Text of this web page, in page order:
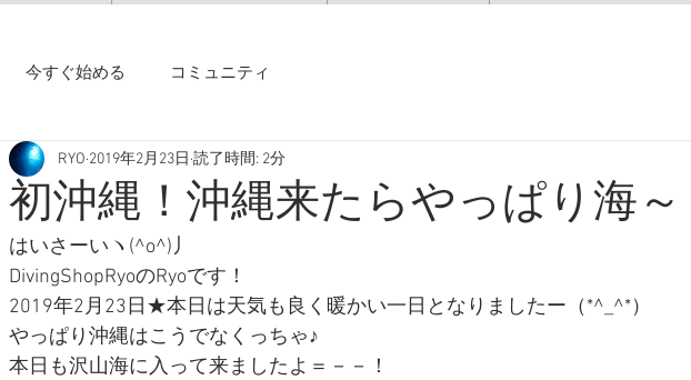
今すぐ始める コミュニティ
初沖縄！沖縄来たらやっぱり海
RYO 2019年2月23日 読了時間: 2分
はいさーいヽ(^o^)丿
DivingShopRyoのRyoです！
2019年2月23日★本日は天気も良く暖かい一日となりましたー（*^_^*）
やっぱり沖縄はこうでなくっちゃ♪
本日も沢山海に入って来ましたよ＝－－！